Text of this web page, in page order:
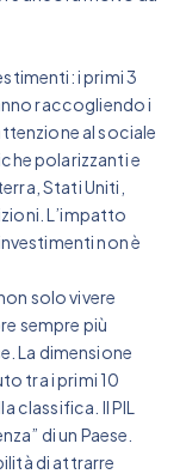
i primi 3
raccogliendo i
al sociale
polarizzanti e
Stati Uniti,
L’impatto
non è
solo vivere
sempre più
La dimensione
tra i primi 10
classifica. Il PIL
di un Paese.
di attrarre